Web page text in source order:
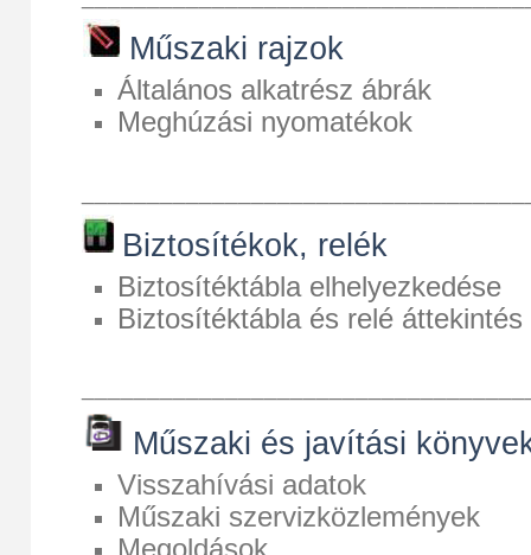
Műszaki rajzok
Általános alkatrész ábrák
Meghúzási nyomatékok
Biztosítékok, relék
Biztosítéktábla elhelyezkedése
Biztosítéktábla és relé áttekintés
Műszaki és javítási
Visszahívási adatok
Műszaki szervizközlemények